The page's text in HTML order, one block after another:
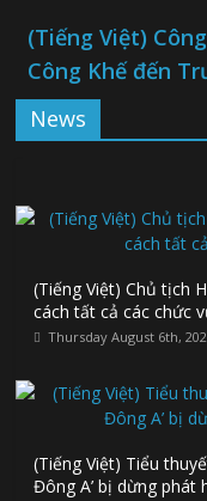
(Tiếng Việt)
Công Khế đến
News
(Tiếng Việt) Chủ tịch
cách tất cả các chức
Thursday August 6th,
(Tiếng Việt) Tiểu
Đông A’ bị dừng phát